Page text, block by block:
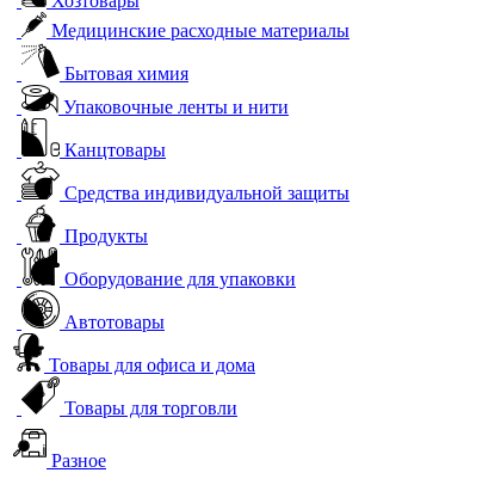
Медицинские расходные материалы
Бытовая химия
Упаковочные ленты и нити
Канцтовары
Средства индивидуальной защиты
Продукты
Оборудование для упаковки
Автотовары
Товары для офиса и дома
Товары для торговли
Разное